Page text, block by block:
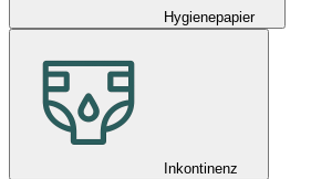
Hygienepapier
Inkontinenz